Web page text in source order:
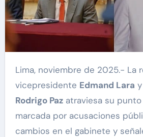
Lima, noviembre de 2025.- La relación entre el
vicepresidente Edmand Lara
Rodrigo Pazatraviesa su
marcada por acusaciones
cambios en el gabinete y